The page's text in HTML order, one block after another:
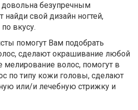
довольна безупречным
свой дизайн ногтей,
вкусу.
помогут Вам подобрать
сделают окрашивание любой
мелирование волос, помогут в
по типу кожи головы, сделают
или/и лечебную стрижку и